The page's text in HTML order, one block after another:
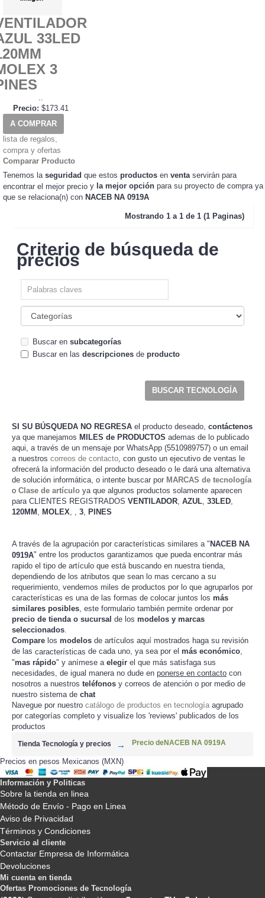
33LED
3
Precio: $173.41
A COMPRAR
lista de regalos,
compra y ofertas
Comparar Producto
Tenemos la seguridad que estos productos en ventaservirán para
encontrar el mejor precio y la mejor opción para su proyecto de compra ya
que se relaciona(n) con NACEB NA 0919A
Mostrando 1 a 1 de 1 (1 Paginas)
Criterio de búsqueda de
precios
Buscar en subcategorías
Buscar en las descripciones de producto
SI SU BÚSQUEDA NO REGRESA el producto deseado, contáctenos
ya que manejamos MILES de PRODUCTOS ademas de lo publicado
aqui, a través de un mensaje por WhatsApp (5510989757) o un email
a nuestros correos de contacto , con gusto un ejecutivo de ventas le
ofrecerá la información del producto deseado o le dará una alternativa
de solución informática, o intente buscar por MARCAS de tecnología
o Clase de artículo ya que algunos productos solamente aparecen
para CLIENTES REGISTRADOS VENTILADOR AZUL 33LED
120MM
MOLEX 3 PINES
A través de la agrupación por características similares a " NACEB NA
0919A" entre los productos garantizamos que pueda encontrar más
rapido el tipo de artículo que está buscando en nuestra tienda,
dependiendo de los atributos que sean lo mas cercano a su
requerimiento, vendemos miles de productos por lo que agruparlos por
características es una de las formas de colocar juntos los más
similares posibles , este formulario también permite ordenar por
precio de tienda o sucursal de los modelos y marcas
seleccionados
Compare los modelos de artículos aquí mostrados haga su revisión
de las características de cada uno, ya sea por el más económico
"mas rápido" y anímese a elegir el que más satisfaga sus
necesidades, de igual manera no dude en ponerse en contacto con
nosotros a nuestros teléfonos y correos de atención o por medio de
nuestro sistema de chat
Navegue por nuestro catálogo de productos en tecnología agrupado
por categorías completo y visualize los 'reviews' publicados de los
productos
Tienda Tecnología y precios Precio deNACEB NA 0919A
Precios en pesos Mexicanos (MXN)
Información y Politicas
Sobre la tienda en linea
Método de Envío - Pago en Linea
Aviso de Privacidad
Términos y Condiciones
Servicio al cliente
Contactar Empresa de Informática
Devoluciones
Mi cuenta en tienda
Ofertas Promociones de Tecnología